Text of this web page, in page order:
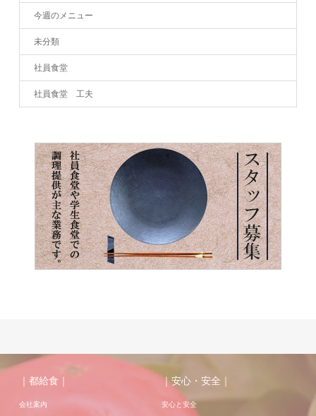
今週のメニュー
未分類
社員食堂
社員食堂 工夫
｜都給食｜
会社案内
｜安心・安全｜
安心と安全